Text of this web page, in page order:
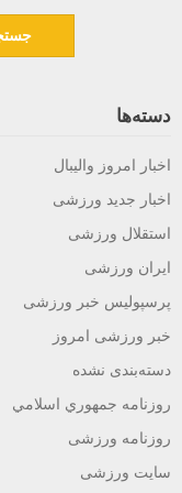
دسته‌ها
اخبار امروز والیبال
اخبار جدید ورزشی
استقلال ورزشی
ایران ورزشی
پرسپولیس خبر ورزشى
خبر ورزشی امروز
دسته‌بندی نشده
روزنامه جمهوري اسلامي
روزنامه ورزشی
سایت ورزشی